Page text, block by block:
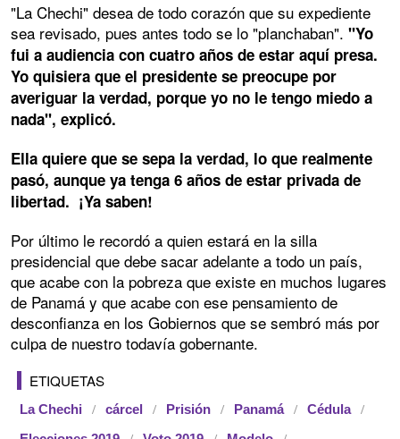
"La Chechi" desea de todo corazón que su expediente
sea revisado, pues antes todo se lo "planchaban". "Yo
fui a audiencia con cuatro años de estar aquí presa.
Yo quisiera que el presidente se preocupe por
averiguar la verdad, porque yo no le tengo miedo a
nada", explicó.
Ella quiere que se sepa la verdad, lo que realmente
pasó, aunque ya tenga 6 años de estar privada de
libertad. ¡Ya saben!
Por último le recordó a quien estará en la silla
presidencial que debe sacar adelante a todo un país,
que acabe con la pobreza que existe en muchos lugares
de Panamá y que acabe con ese pensamiento de
desconfianza en los Gobiernos que se sembró más por
culpa de nuestro todavía gobernante.
ETIQUETAS
La Chechi cárcel Prisión Panamá Cédula